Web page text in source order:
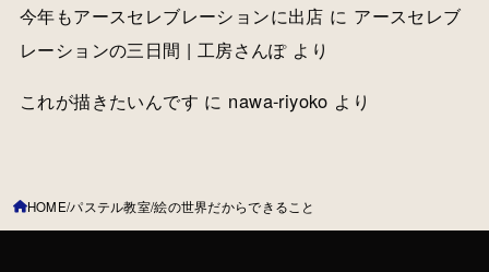
今年もアースセレブレーションに出店 に アースセレブ
レーションの三日間 | 工房さんぽより
これが描きたいんです に nawa-riyoko より
HOME パステル教室 絵の世界だからできること